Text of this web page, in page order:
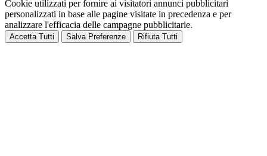
Cookie utilizzati per fornire ai visitatori annunci pubblicitari
personalizzati in base alle pagine visitate in precedenza e per
analizzare l'efficacia delle campagne pubblicitarie.
Accetta Tutti Salva Preferenze Rifiuta Tutti